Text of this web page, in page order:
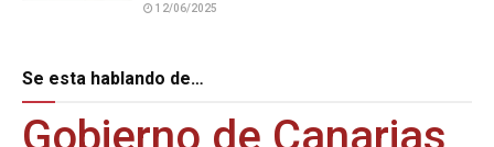
12/06/2025
Se esta hablando de…
Gobierno de Canarias